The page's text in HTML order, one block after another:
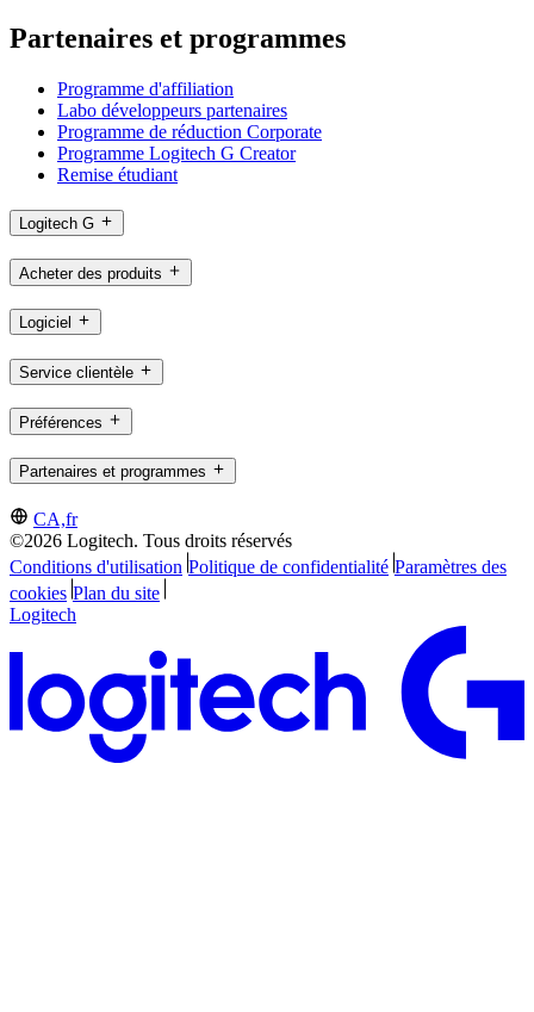
Partenaires et programmes
Programme d'affiliation
Labo développeurs partenaires
Programme de réduction Corporate
Programme Logitech G Creator
Remise étudiant
Logitech G
Acheter des produits
Logiciel
Service clientèle
Préférences
Partenaires et programmes
CA,fr
©2026 Logitech. Tous droits réservés
Conditions d'utilisation Politique de confidentialité Paramètres des
cookies Plan du site
Logitech